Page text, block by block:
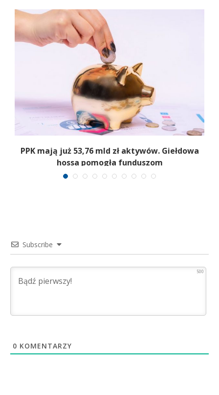
PPK mają już 53,76 mld zł aktywów. Giełdowa
hossa pomogła funduszom
Subscribe
500
0 KOMENTARZY